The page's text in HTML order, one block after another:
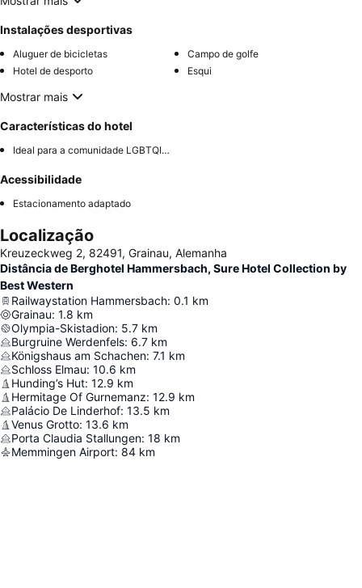
Instalações desportivas
Aluguer de bicicletas
Campo de golfe
Hotel de desporto
Esqui
Mostrar mais
Características do hotel
Ideal para a comunidade LGBTQIA+
Acessibilidade
Estacionamento adaptado
Localização
Kreuzeckweg 2, 82491, Grainau, Alemanha
Distância de Berghotel Hammersbach, Sure Hotel Collection by
Best Western
Railwaystation Hammersbach: 0.1 km
Grainau: 1.8 km
Olympia-Skistadion: 5.7 km
Burgruine Werdenfels: 6.7 km
Königshaus am Schachen: 7.1 km
Schloss Elmau: 10.6 km
Hunding’s Hut: 12.9 km
Hermitage Of Gurnemanz: 12.9 km
Palácio De Linderhof: 13.5 km
Venus Grotto: 13.6 km
Porta Claudia Stallungen: 18 km
Memmingen Airport: 84 km